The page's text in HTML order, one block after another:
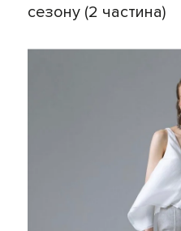
сезону (2 частина)